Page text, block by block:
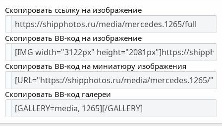
Скопировать ссылку на изображение
Скопировать BB-код на изображение
Скопировать BB-код на миниатюру изображения
Скопировать BB-код галереи